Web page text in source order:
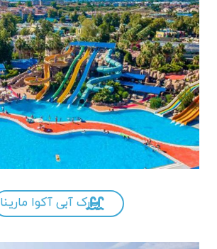
پارک آبی آکوا مارینا